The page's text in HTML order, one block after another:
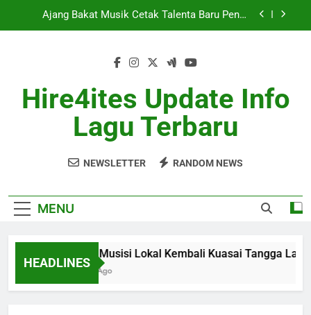
Berita Musik Hits dengan Update Lagu Viral
Ajang Bakat Musik Cetak Talenta Baru Penuh
Berita Musik Hits dengan Update Lagu Viral
Industri Musik Global Semakin Kompetitif Mei
Hire4ites Update Info
Lagu Terbaru
NEWSLETTER RANDOM NEWS
MENU
HEADLINES
Album Musisi Lokal Kembali Kuasai Tangga Lagu
1 Month Ago